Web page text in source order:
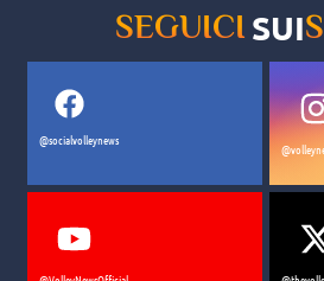
SEGUICI SUI
@socialvolleynews